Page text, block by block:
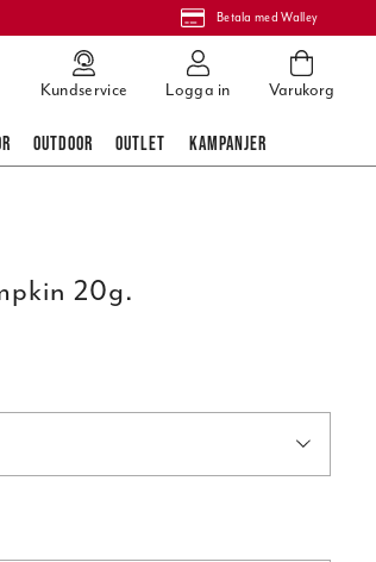
Betala med Walley
Kundservice Logga in Varukorg
OUTDOOR OUTLET KAMPANJER
20g.